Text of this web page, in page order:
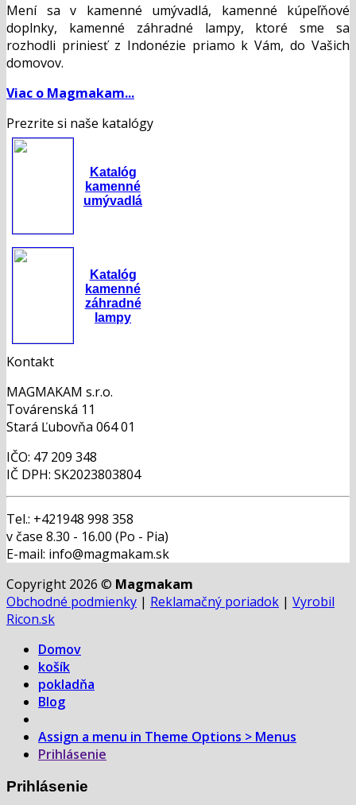
Mení sa v kamenné umývadlá, kamenné kúpeľňové
doplnky, kamenné záhradné lampy, ktoré sme sa
rozhodli priniesť z Indonézie priamo k Vám, do Vašich
domovov.
Viac o Magmakam...
Prezrite si naše katalógy
Katalóg
kamenné
umývadlá
Katalóg
kamenné
záhradné
lampy
Kontakt
MAGMAKAM s.r.o.
Továrenská 11
Stará Ľubovňa 064 01
IČO: 47 209 348
IČ DPH: SK2023803804
Tel.: +421948 998 358
v čase 8.30 - 16.00 (Po - Pia)
E-mail: info@magmakam.sk
Copyright 2026 © Magmakam
Obchodné podmienky | Reklamačný poriadok | Vyrobil
Ricon.sk
Domov
košík
pokladňa
Blog
Assign a menu in Theme Options > Menus
Prihlásenie
Prihlásenie